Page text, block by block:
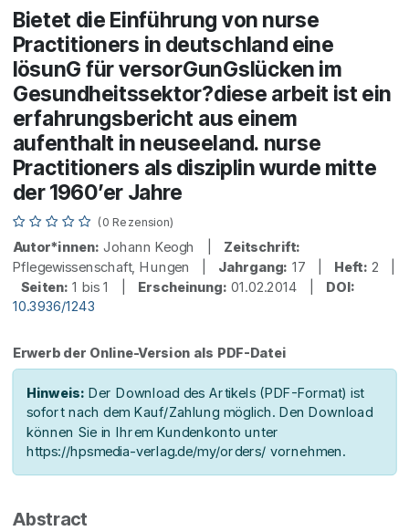
Bietet die Einführung von nurse
Practitioners in deutschland eine
lösunG für versorGunGslücken im
Gesundheitssektor?diese arbeit ist ein
erfahrungsbericht aus einem
aufenthalt in neuseeland. nurse
Practitioners als disziplin wurde mitte
der 1960’er Jahre
(0 Rezension)
Autor*innen: Johann Keogh | Zeitschrift:
Pflegewissenschaft, Hungen | Jahrgang: 17 | Heft: 2 |
Seiten: 1 bis 1 | Erscheinung: 01.02.2014 | DOI:
10.3936/1243
Erwerb der Online-Version als PDF-Datei
Hinweis: Der Download des Artikels (PDF-Format) ist
sofort nach dem Kauf/Zahlung möglich. Den Download
können Sie in Ihrem Kundenkonto unter
https://hpsmedia-verlag.de/my/orders/ vornehmen.
Abstract